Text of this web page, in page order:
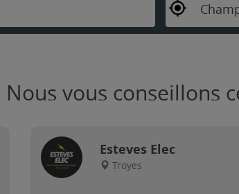
Nous vous conseillons
Esteves Elec
Troyes